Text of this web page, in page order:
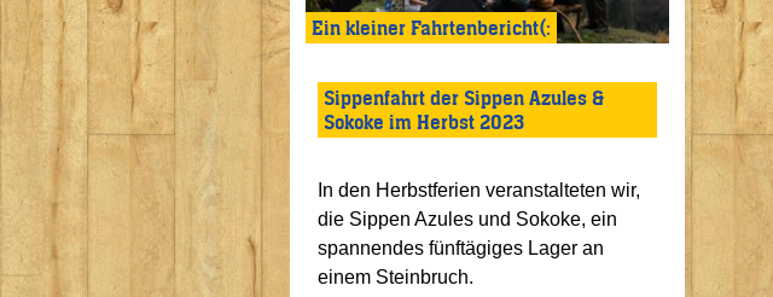
Ein kleiner Fahrtenbericht(:
Sippenfahrt der Sippen Azules &
Sokoke im Herbst 2023
In den Herbstferien veranstalteten wir,
die Sippen Azules und Sokoke, ein
spannendes fünftägiges Lager an
einem Steinbruch.